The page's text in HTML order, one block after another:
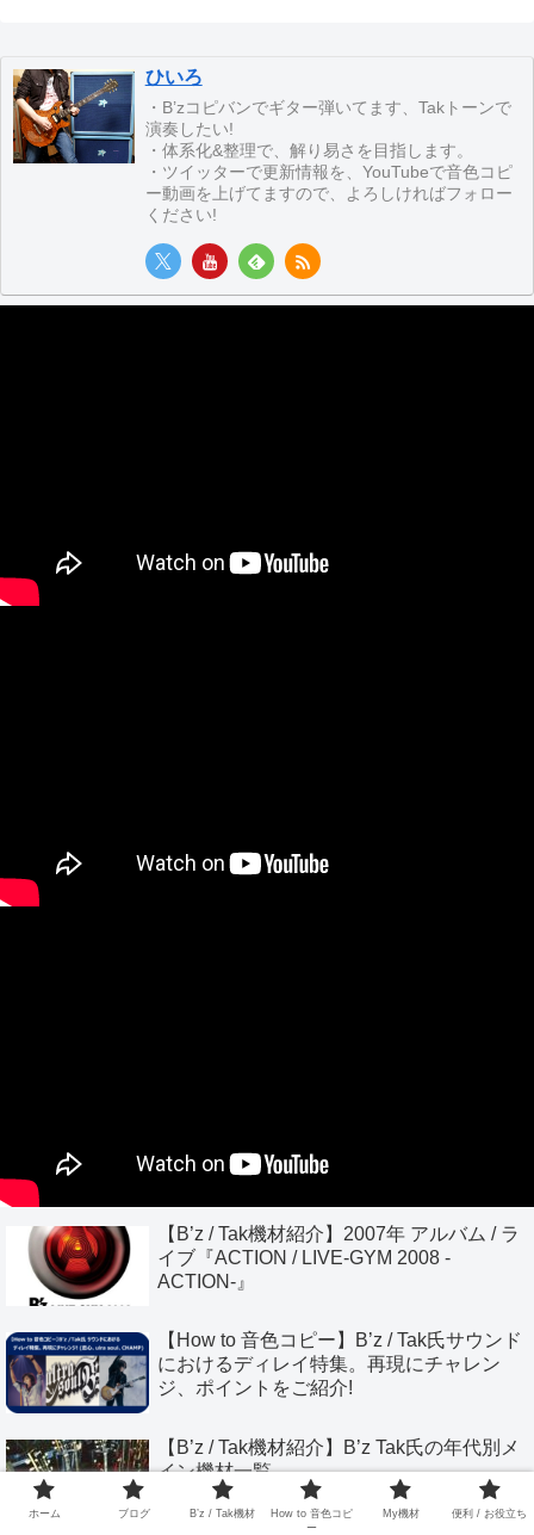
ひいろ
・B’zコピバンでギター弾いてます、Takトーンで
演奏したい!
・体系化&整理で、解り易さを目指します。
・ツイッターで更新情報を、YouTubeで音色コピ
ー動画を上げてますので、よろしければフォロー
ください!
【B’z / Tak機材紹介】2007年 アルバム / ラ
イブ『ACTION / LIVE-GYM 2008 -
ACTION-』
【How to 音色コピー】B’z / Tak氏サウンド
におけるディレイ特集。再現にチャレン
ジ、ポイントをご紹介!
【B’z / Tak機材紹介】B’z Tak氏の年代別メ
イン機材一覧
ホーム ブログ B’z / Tak機材
How to 音色コピ
ー
My機材 便利 / お役立ち